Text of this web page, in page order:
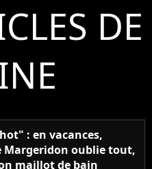
DE
: en vacances,
Margeridon oublie tout,
maillot de bain